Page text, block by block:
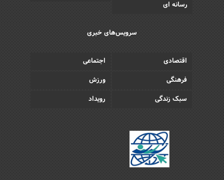
رسانه ای
سرویس‌های خبری
اقتصادی
اجتماعی
فرهنگی
ورزش
سبک زندگی
رویداد